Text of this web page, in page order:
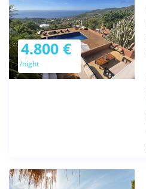
4.800 €
/night